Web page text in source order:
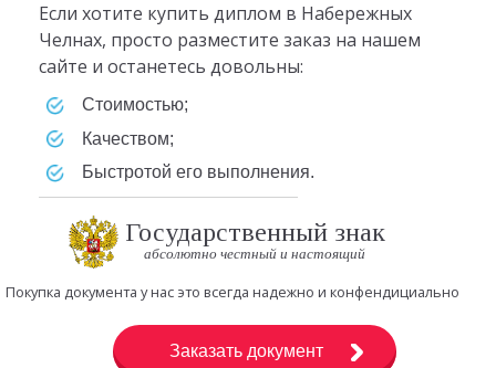
Если хотите купить диплом в Набережных
Челнах, просто разместите заказ на нашем
сайте и останетесь довольны:
стоимостью;
качеством;
быстротой его выполнения.
Государственный знак
абсолютно честный и настоящий
Покупка документа у нас это всегда надежно и конфендициально
Заказать документ